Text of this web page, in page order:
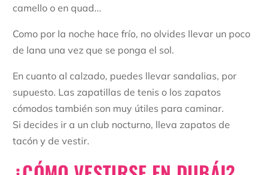
camello o en quad...
Como por la noche hace frío, no olvides llevar un poco
de lana una vez que se ponga el sol.
En cuanto al calzado, puedes llevar sandalias, por
supuesto. Las zapatillas de tenis o los zapatos
cómodos también son muy útiles para caminar.
Si decides ir a un club nocturno, lleva zapatos de
tacón y de vestir.